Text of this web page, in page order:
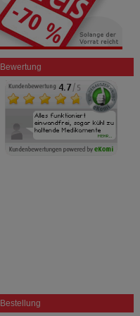
Bewertung
Bestellung